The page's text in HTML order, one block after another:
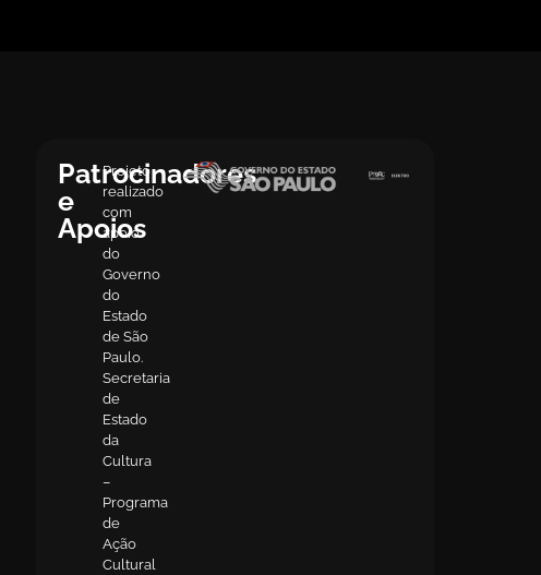
Patrocinadores
e
Apoios
Projeto
realizado
com
apoio
do
Governo
do
Estado
de São
Paulo.
Secretaria
de
Estado
da
Cultura
–
Programa
de
Ação
Cultural